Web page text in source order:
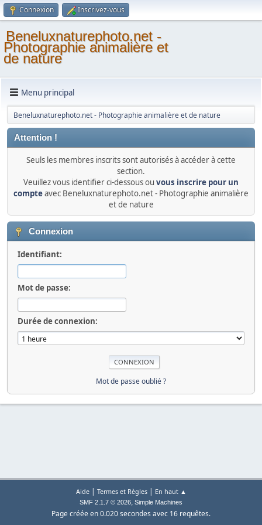
Connexion Inscrivez-vous
Beneluxnaturephoto.net -
Photographie animalière et
de nature
Menu principal
Beneluxnaturephoto.net - Photographie animalière et de nature
Attention !
Seuls les membres inscrits sont autorisés à accéder à cette
section.
Veuillez vous identifier ci-dessous ou vous inscrire pour un
compteavec Beneluxnaturephoto.net - Photographie animalière
et de nature
Connexion
Identifiant:
Mot de passe:
Durée de connexion:
Mot de passe oublié ?
Aide| Termes et Règles| En haut ▲
SMF 2.1.7 © 2026, Simple Machines
Page créée en 0.020 secondes avec 16 requêtes.